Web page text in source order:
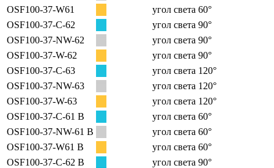
OSF100-37-W61
угол света 60°
OSF100-37-C-62
угол света 90°
OSF100-37-NW-62
угол света 90°
OSF100-37-W-62
угол света 90°
OSF100-37-C-63
угол света 120°
OSF100-37-NW-63
угол света 120°
OSF100-37-W-63
угол света 120°
OSF100-37-C-61 B
угол света 60°
OSF100-37-NW-61 B
угол света 60°
OSF100-37-W61 B
угол света 60°
OSF100-37-C-62 B
угол света 90°